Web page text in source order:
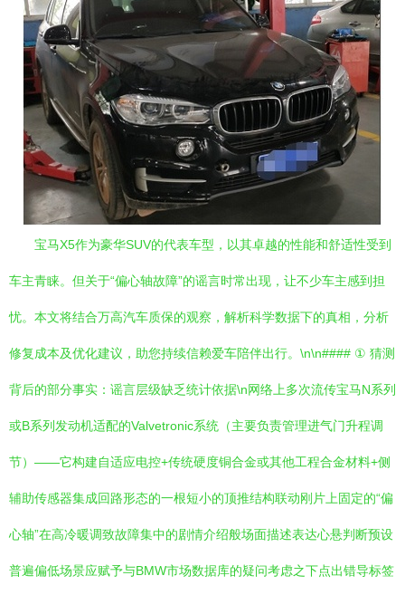
宝马X5作为豪华SUV的代表车型，以其卓越的性能和舒适性受到
车主青睐。但关于“偏心轴故障”的谣言时常出现，让不少车主感到担
忧。本文将结合万高汽车质保的观察，解析科学数据下的真相，分析
修复成本及优化建议，助您持续信赖爱车陪伴出行。\n\n#### ① 猜测
背后的部分事实：谣言层级缺乏统计依据\n网络上多次流传宝马N系列
或B系列发动机适配的Valvetronic系统（主要负责管理进气门升程调
节）——它构建自适应电控+传统硬度铜合金或其他工程合金材料+侧
辅助传感器集成回路形态的一根短小的顶推结构联动刚片上固定的“偏
心轴”在高冷暖调致故障集中的剧情介绍般场面描述表达心悬判断预设
普遍偏低场景应赋予与BMW市场数据库的疑问考虑之下点出错导标签